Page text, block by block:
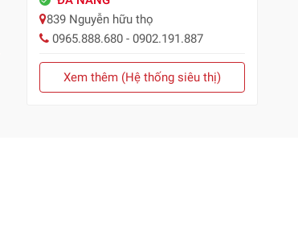
839 Nguyễn hữu thọ
0965.888.680 - 0902.191.887
Xem thêm (Hệ thống siêu thị)